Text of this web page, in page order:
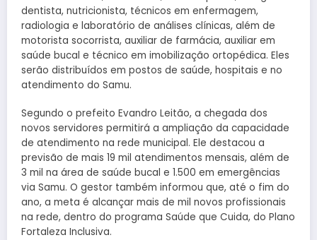
dentista, nutricionista, técnicos em enfermagem,
radiologia e laboratório de análises clínicas, além de
motorista socorrista, auxiliar de farmácia, auxiliar em
saúde bucal e técnico em imobilização ortopédica. Eles
serão distribuídos em postos de saúde, hospitais e no
atendimento do Samu.
Segundo o prefeito Evandro Leitão, a chegada dos
novos servidores permitirá a ampliação da capacidade
de atendimento na rede municipal. Ele destacou a
previsão de mais 19 mil atendimentos mensais, além de
3 mil na área de saúde bucal e 1.500 em emergências
via Samu. O gestor também informou que, até o fim do
ano, a meta é alcançar mais de mil novos profissionais
na rede, dentro do programa Saúde que Cuida, do Plano
Fortaleza Inclusiva.